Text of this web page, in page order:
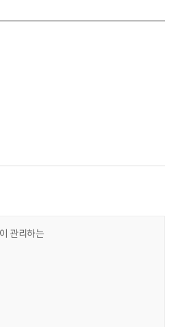
관리하는